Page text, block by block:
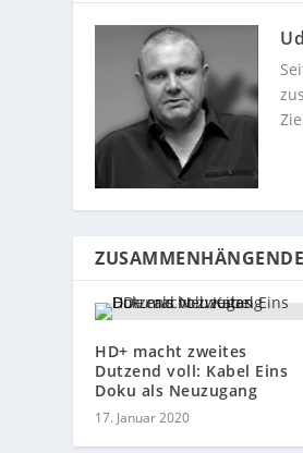
HD+ macht zweites
Dutzend voll: Kabel Eins
Doku als Neuzugang
17. Januar 2020